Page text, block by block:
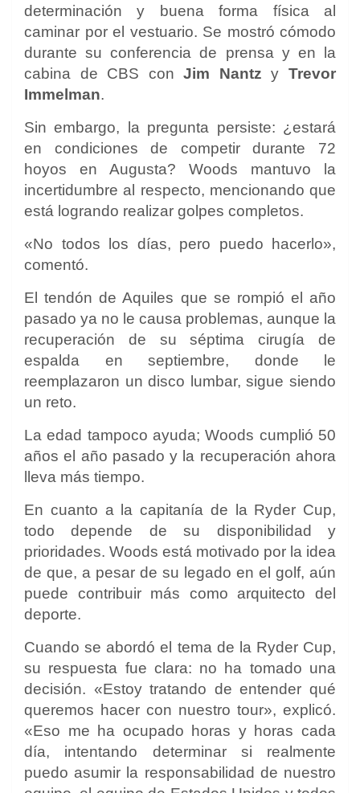
determinación y buena forma física al
caminar por el vestuario. Se mostró cómodo
durante su conferencia de prensa y en la
cabina de CBS conJim Nantz yTrevor
Immelman.
Sin embargo, la pregunta persiste: ¿estará
en condiciones de competir durante 72
hoyos en Augusta? Woods mantuvo la
incertidumbre al respecto, mencionando que
está logrando realizar golpes completos.
«No todos los días, pero puedo hacerlo»,
comentó.
El tendón de Aquiles que se rompió el año
pasado ya no le causa problemas, aunque la
recuperación de su séptima cirugía de
espalda en septiembre, donde le
reemplazaron un disco lumbar, sigue siendo
un reto.
La edad tampoco ayuda; Woods cumplió 50
años el año pasado y la recuperación ahora
lleva más tiempo.
En cuanto a la capitanía de la Ryder Cup,
todo depende de su disponibilidad y
prioridades. Woods está motivado por la idea
de que, a pesar de su legado en el golf, aún
puede contribuir más como arquitecto del
deporte.
Cuando se abordó el tema de la Ryder Cup,
su respuesta fue clara: no ha tomado una
decisión. «Estoy tratando de entender qué
queremos hacer con nuestro tour», explicó.
«Eso me ha ocupado horas y horas cada
día, intentando determinar si realmente
puedo asumir la responsabilidad de nuestro